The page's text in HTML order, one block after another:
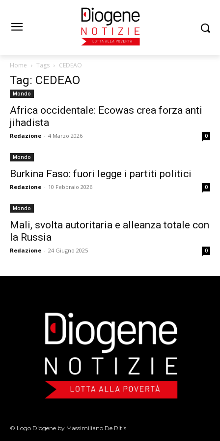
Home Tags CEDEAO
Tag: CEDEAO
Mondo
Africa occidentale: Ecowas crea forza anti
jihadista
Redazione - 4 Marzo 2026 0
Mondo
Burkina Faso: fuori legge i partiti politici
Redazione - 10 Febbraio 2026 0
Mondo
Mali, svolta autoritaria e alleanza totale con
la Russia
Redazione - 24 Giugno 2025 0
© Logo Diogene by Massimiliano De Ritis